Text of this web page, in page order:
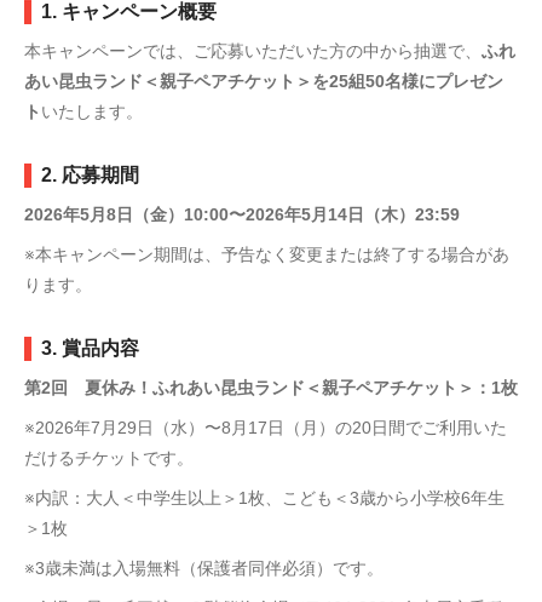
1. キャンペーン概要
本キャンペーンでは、ご応募いただいた方の中から抽選で、 ふれ
あい昆虫ランド＜親子ペアチケット＞を25組50名様にプレゼン
ト いたします。
2. 応募期間
2026年5月8日（金）10:00〜2026年5月14日（木）23:59
※本キャンペーン期間は、予告なく変更または終了する場合があ
ります。
3. 賞品内容
第2回 夏休み！ふれあい昆虫ランド＜親子ペアチケット＞：1枚
※2026年7月29日（水）〜8月17日（月）の20日間でご利用いた
だけるチケットです。
※内訳：大人＜中学生以上＞1枚、こども＜3歳から小学校6年生
＞1枚
※3歳未満は入場無料（保護者同伴必須）です。